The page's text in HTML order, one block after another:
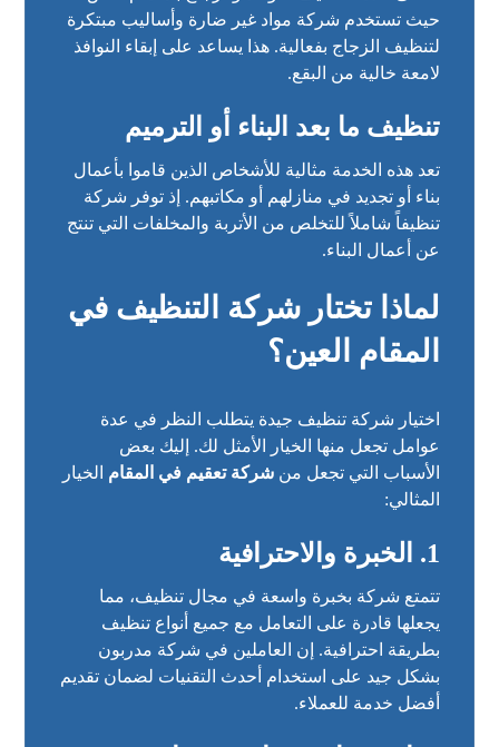
حيث تستخدم شركة مواد غير ضارة وأساليب مبتكرة
لتنظيف الزجاج بفعالية. هذا يساعد على إبقاء النوافذ
لامعة خالية من البقع.
تنظيف ما بعد البناء أو الترميم
تعد هذه الخدمة مثالية للأشخاص الذين قاموا بأعمال
بناء أو تجديد في منازلهم أو مكاتبهم. إذ توفر شركة
تنظيفاً شاملاً للتخلص من الأتربة والمخلفات التي تنتج
عن أعمال البناء.
لماذا تختار شركة التنظيف في
المقام العين؟
اختيار شركة تنظيف جيدة يتطلب النظر في عدة
عوامل تجعل منها الخيار الأمثل لك. إليك بعض
الأسباب التي تجعل منشركة تعقيم في المقام الخيار
المثالي:
1. الخبرة والاحترافية
تتمتع شركة بخبرة واسعة في مجال تنظيف، مما
يجعلها قادرة على التعامل مع جميع أنواع تنظيف
بطريقة احترافية. إن العاملين في شركة مدربون
بشكل جيد على استخدام أحدث التقنيات لضمان تقديم
أفضل خدمة للعملاء.